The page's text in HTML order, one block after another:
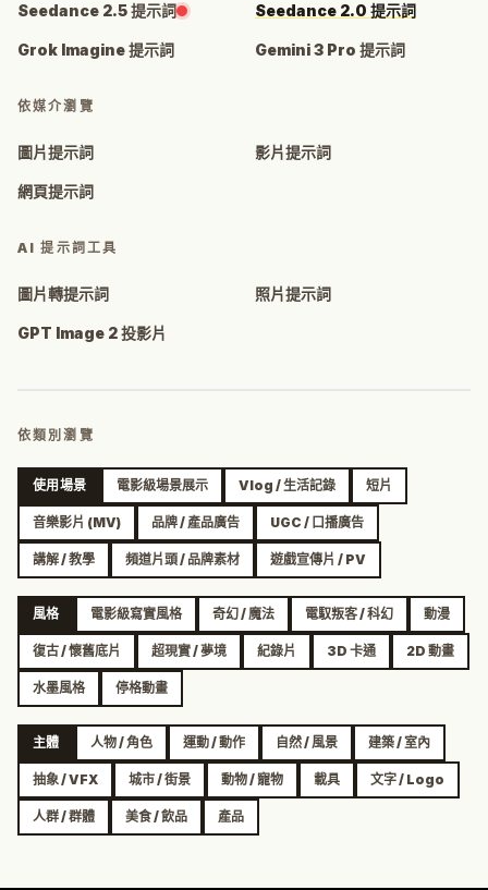
Seedance 2.5 提示詞 Seedance 2.0 提示詞
Grok Imagine 提示詞 Gemini 3 Pro 提示詞
依媒介瀏覽
圖片提示詞 影片提示詞
網頁提示詞
AI 提示詞工具
圖片轉提示詞 照片提示詞
GPT Image 2 投影片
依類別瀏覽
使用場景 電影級場景展示 Vlog / 生活記錄 短片
音樂影片 (MV) 品牌 / 產品廣告 UGC / 口播廣告
講解 / 教學 頻道片頭 / 品牌素材 遊戲宣傳片 / PV
風格 電影級寫實風格 奇幻 / 魔法 電馭叛客 / 科幻 動漫
復古 / 懷舊底片 超現實 / 夢境 紀錄片 3D 卡通 2D 動畫
水墨風格 停格動畫
主體 人物 / 角色 運動 / 動作 自然 / 風景 建築 / 室內
抽象 / VFX 城市 / 街景 動物 / 寵物 載具 文字 / Logo
人群 / 群體 美食 / 飲品 產品